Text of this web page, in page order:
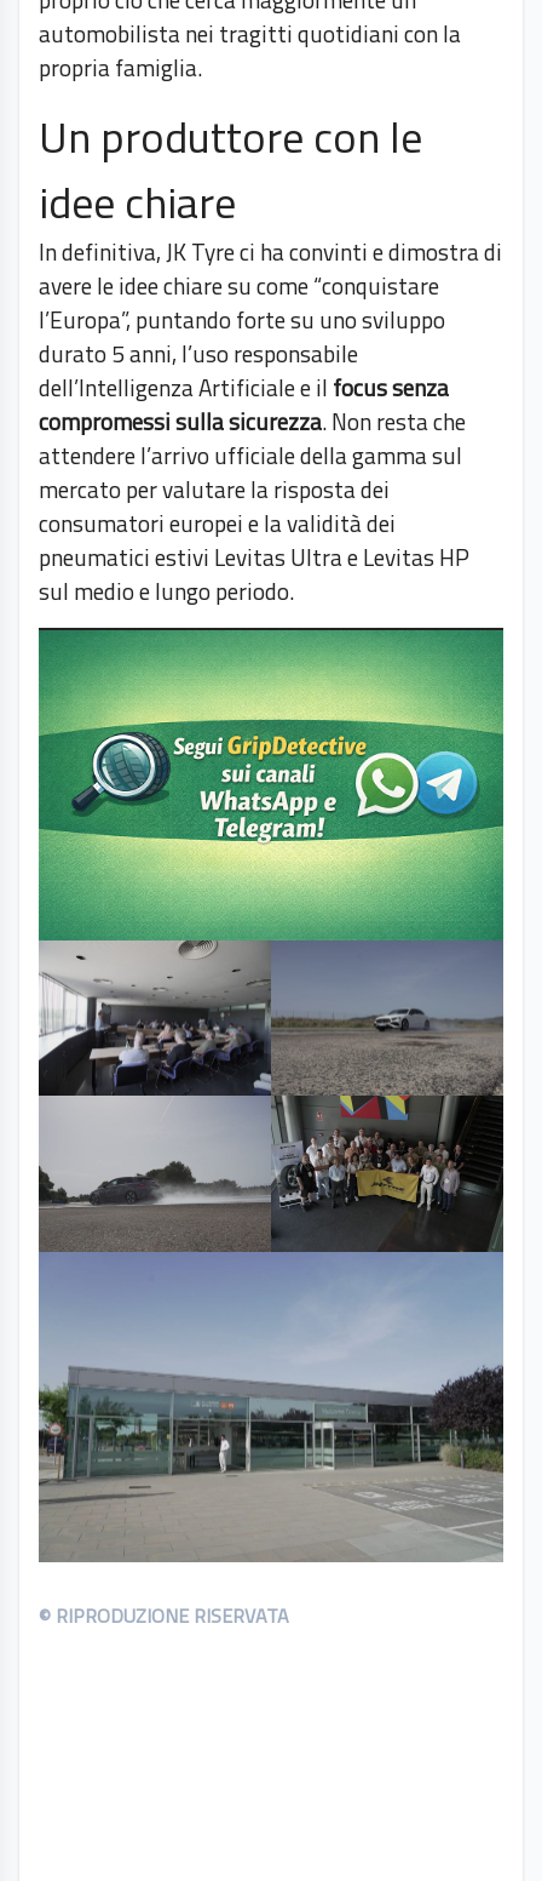
automobilista nei tragitti quotidiani con la
propria famiglia.
Un produttore con le
idee chiare
In definitiva, JK Tyre ci ha convinti e dimostra di
avere le idee chiare su come “conquistare
l’Europa”, puntando forte su uno sviluppo
durato 5 anni, l’uso responsabile
dell’Intelligenza Artificiale e il focus senza
compromessi sulla sicurezza. Non resta che
attendere l’arrivo ufficiale della gamma sul
mercato per valutare la risposta dei
consumatori europei e la validità dei
pneumatici estivi Levitas Ultra e Levitas HP
sul medio e lungo periodo.
© RIPRODUZIONE RISERVATA